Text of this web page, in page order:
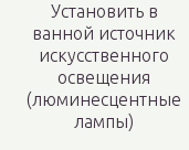
Установить в
ванной источник
искусственного
освещения
(люминесцентные
лампы)